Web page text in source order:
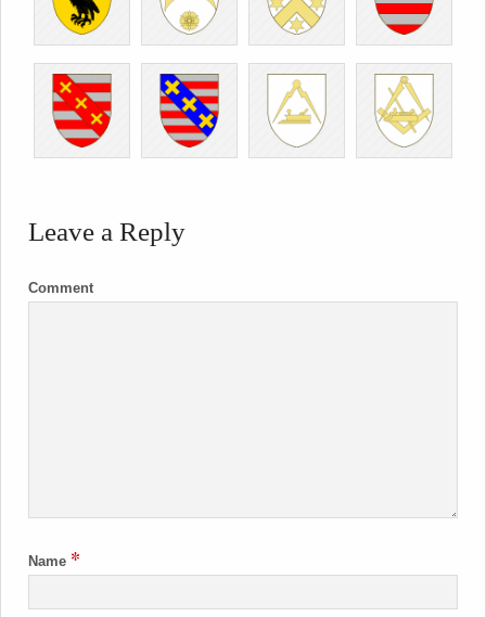
Leave a Reply
Comment
Name *